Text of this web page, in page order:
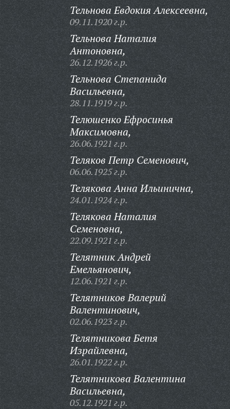
Тельнова Евдокия Алексеевна,
09.11.1920 г.р.
Тельнова Наталия
Антоновна,
26.12.1926 г.р.
Тельнова Степанида
Васильевна,
28.11.1919 г.р.
Телюшенко Ефросинья
Максимовна,
26.06.1921 г.р.
Теляков Петр Семенович,
06.06.1925 г.р.
Телякова Анна Ильинична,
24.01.1924 г.р.
Телякова Наталия
Семеновна,
22.09.1921 г.р.
Телятник Андрей
Емельянович,
12.06.1921 г.р.
Телятников Валерий
Валентинович,
02.06.1923 г.р.
Телятникова Бетя
Израйлевна,
26.01.1922 г.р.
Телятникова Валентина
Васильевна,
05.12.1921 г.р.